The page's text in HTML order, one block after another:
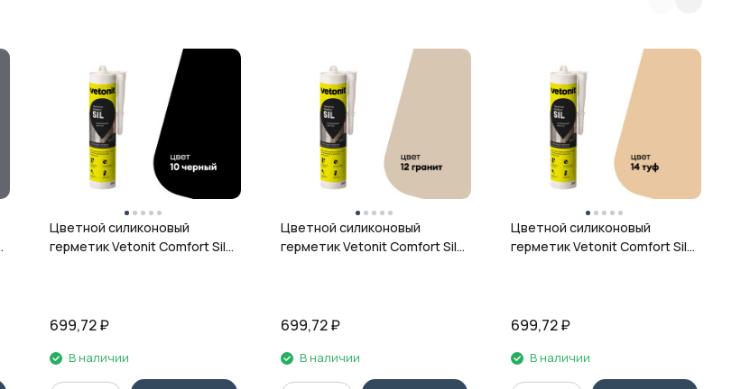
Цветной силиконовый
герметик Vetonit Comfort Sil,
699,72₽
В наличии
Цветной силиконовый
герметик Vetonit Comfort Sil,
699,72₽
В наличии
Цветной силиконовый
герметик Vetonit Comfort Sil,
699,72₽
В наличии